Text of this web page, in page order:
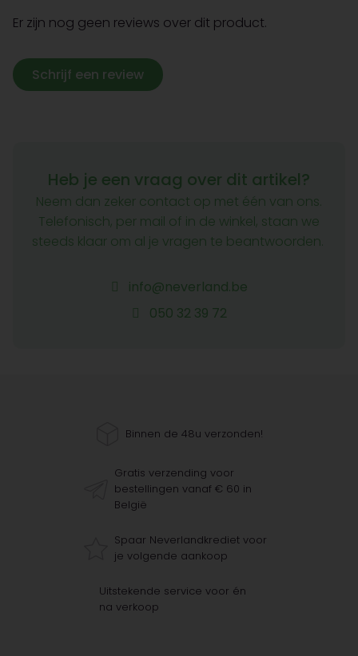
Er zijn nog geen reviews over dit product.
Schrijf een review
Heb je een vraag over dit artikel?
Neem dan zeker contact op met één van ons.
Telefonisch, per mail of in de winkel, staan we
steeds klaar om al je vragen te beantwoorden.
info@neverland.be
050 32 39 72
Binnen de 48u verzonden!
Gratis verzending voor
bestellingen vanaf € 60 in
België
Spaar Neverlandkrediet voor
je volgende aankoop
Uitstekende service voor én
na verkoop